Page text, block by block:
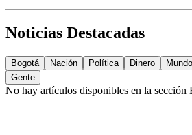
Noticias Destacadas
Bogotá Nación Política Dinero Mundo
Gente
No hay artículos disponibles en la sección